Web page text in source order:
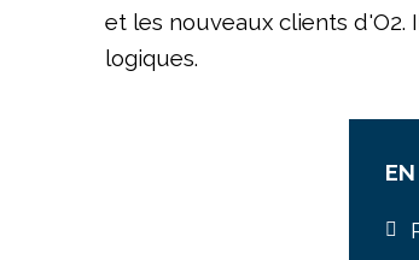
et les nouveaux clients
logiques.